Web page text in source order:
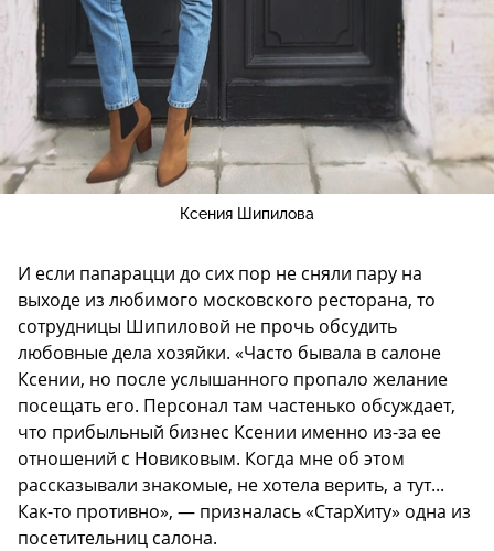
Ксения Шипилова
И если папарацци до сих пор не сняли пару на
выходе из любимого московского ресторана, то
сотрудницы Шипиловой не прочь обсудить
любовные дела хозяйки. «Часто бывала в салоне
Ксении, но после услышанного пропало желание
посещать его. Персонал там частенько обсуждает,
что прибыльный бизнес Ксении именно из-за ее
отношений с Новиковым. Когда мне об этом
рассказывали знакомые, не хотела верить, а тут...
Как-то противно», — призналась «СтарХиту» одна из
посетительниц салона.